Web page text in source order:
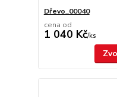
Dřevo_00040
cena od
1 040 Kč/ks